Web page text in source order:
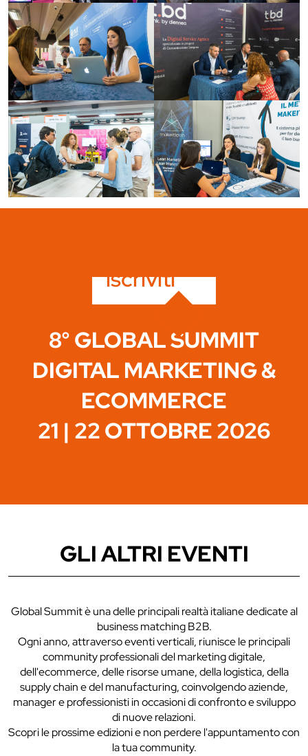
iscriviti
8° GLOBAL SUMMIT
DIGITAL MARKETING &
ECOMMERCE
21 | 22 OTTOBRE 2026
GLI ALTRI EVENTI
Global Summit è una delle principali realtà italiane dedicate al
business matching B2B.
Ogni anno, attraverso eventi verticali, riunisce le principali
community professionali del marketing digitale,
dell'ecommerce, delle risorse umane, della logistica, della
supply chain e del manufacturing, coinvolgendo aziende,
manager e professionisti in occasioni di confronto e sviluppo
di nuove relazioni.
Scopri le prossime edizioni e non perdere l'appuntamento con
la tua community.